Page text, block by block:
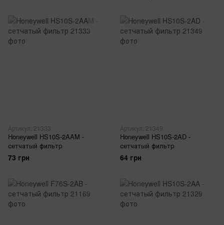
Артикул: 21333
Honeywell HS10S-2AAM -
сетчатый фильтр
73 грн
Артикул: 21349
Honeywell HS10S-2AD -
сетчатый фильтр
64 грн